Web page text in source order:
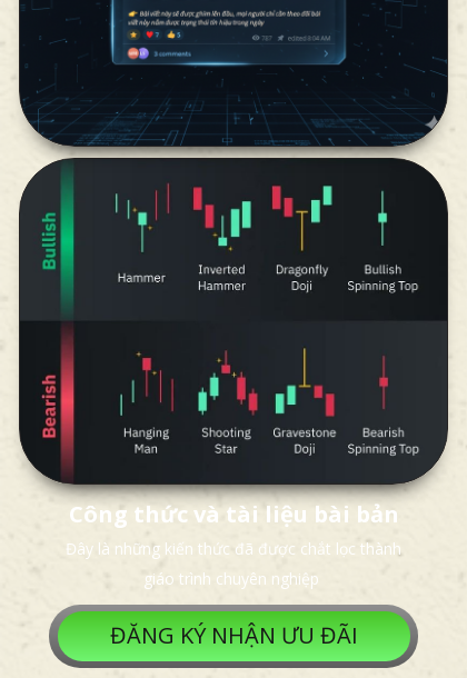
ĐĂNG KÝ NHẬN ƯU ĐÃI
Công thức và tài liệu bài bản
Đây là những kiến thức đã được chắt lọc thành
giáo trình chuyên nghiệp